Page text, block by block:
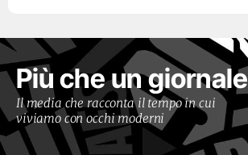
Più che un giornale
Il media che racconta il tempo in cui
viviamo con occhi moderni